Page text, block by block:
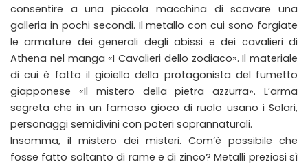
consentire a una piccola macchina di scavare una
galleria in pochi secondi. Il metallo con cui sono forgiate
le armature dei generali degli abissi e dei cavalieri di
Athena nel manga «I Cavalieri dello zodiaco». Il materiale
di cui è fatto il gioiello della protagonista del fumetto
giapponese «Il mistero della pietra azzurra». L’arma
segreta che in un famoso gioco di ruolo usano i Solari,
personaggi semidivini con poteri soprannaturali.
Insomma, il mistero dei misteri. Com’è possibile che
fosse fatto soltanto di rame e di zinco? Metalli preziosi sì